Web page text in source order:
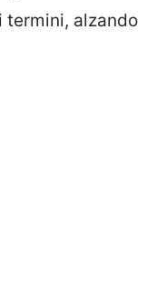
termini, alzando